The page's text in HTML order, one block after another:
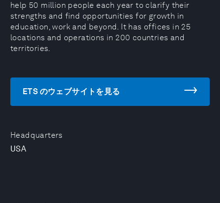
Headquarters
USA
help 50 million people each year to clarify their
strengths and find opportunities for growth in
education, work and beyond. It has offices in 25
locations and operations in 200 countries and
territories.
ETS のウェブサイトを見る